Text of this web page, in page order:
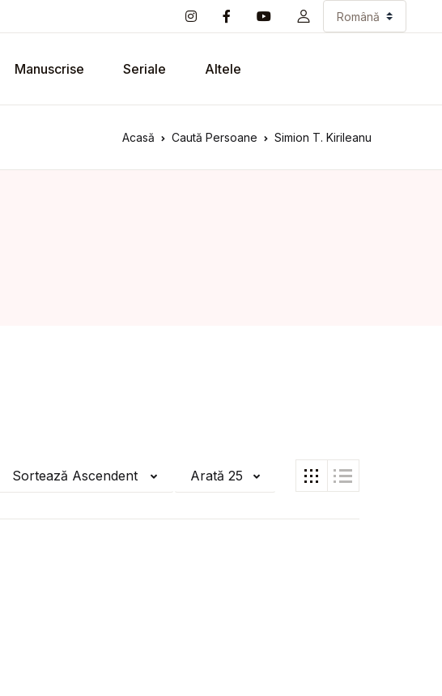
Manuscrise Seriale Altele
Acasă Caută Persoane Simion T. Kirileanu
Sortează Ascendent Arată 25